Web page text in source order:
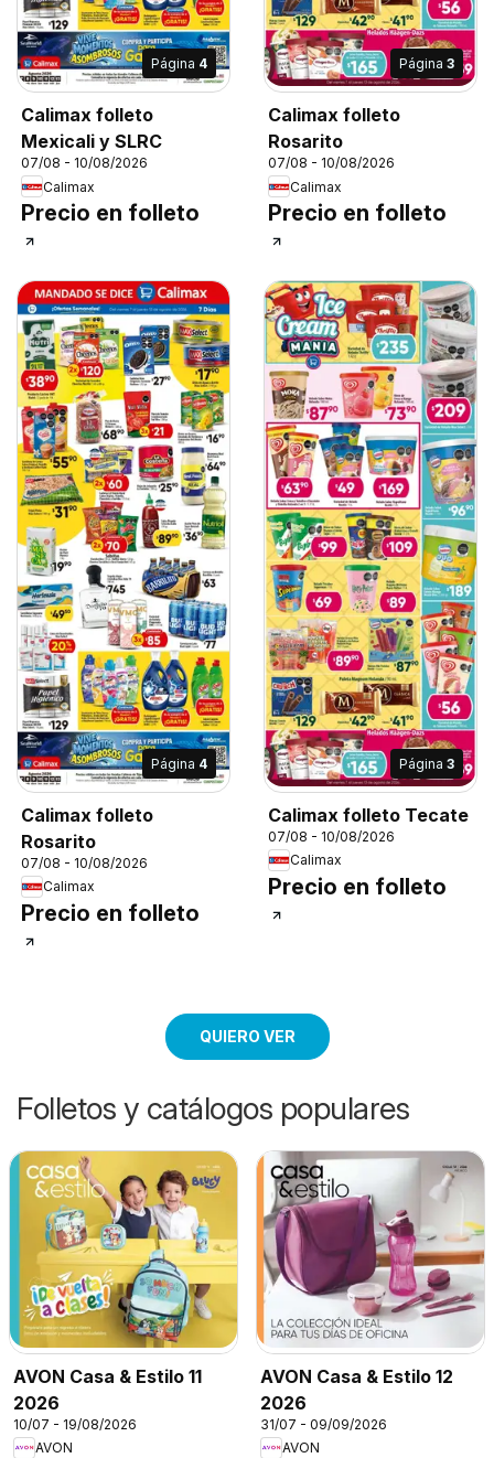
Página 4
Calimax folleto
Mexicali y SLRC
07/08 - 10/08/2026
Calimax
Precio en folleto
Página 3
Calimax folleto
Rosarito
07/08 - 10/08/2026
Calimax
Precio en folleto
Página 4
Calimax folleto
Rosarito
07/08 - 10/08/2026
Calimax
Precio en folleto
Página 3
Calimax folleto Tecate
07/08 - 10/08/2026
Calimax
Precio en folleto
QUIERO VER
Folletos y catálogos populares
AVON Casa & Estilo 11
2026
10/07 - 19/08/2026
AVON
AVON Casa & Estilo 12
2026
31/07 - 09/09/2026
AVON